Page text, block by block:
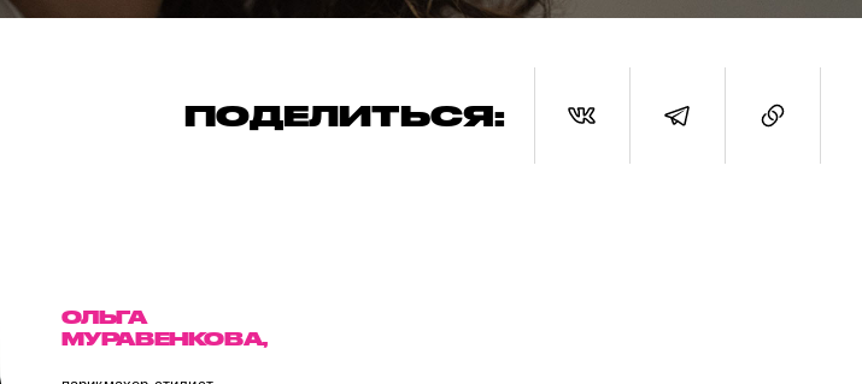
ПОДЕЛИТЬСЯ:
ОЛЬГА
МУРАВЕНКОВА,